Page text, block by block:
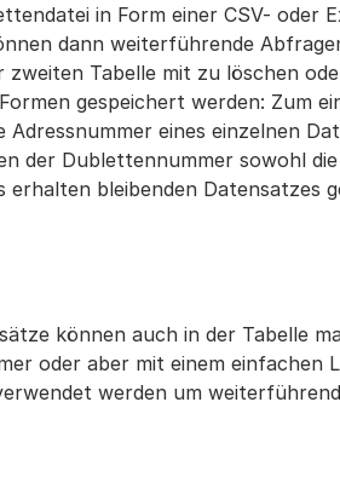
in Form einer CSV- oder
dann weiterführende
zweiten Tabelle mit zu löschen
gespeichert werden: Zum
eines einzelnen
der Dublettennummer sowohl
erhalten bleibenden Datensatzes
können auch in der Tabelle
oder aber mit einem einfachen
werden um